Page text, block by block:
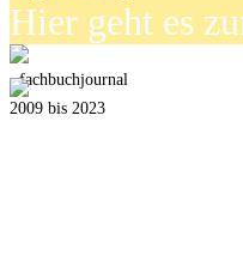
Hier geht es
fachbuchjournal
2009 bis 2023